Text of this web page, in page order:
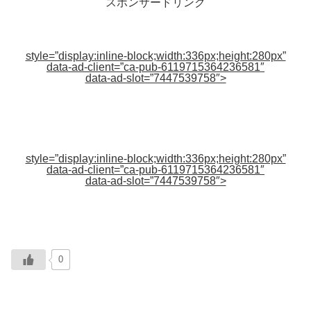
style=”display:inline-block;width:336px;height:280px”
data-ad-client=”ca-pub-6119715364236581″
data-ad-slot=”7447539758″>
style=”display:inline-block;width:336px;height:280px”
data-ad-client=”ca-pub-6119715364236581″
data-ad-slot=”7447539758″>
0